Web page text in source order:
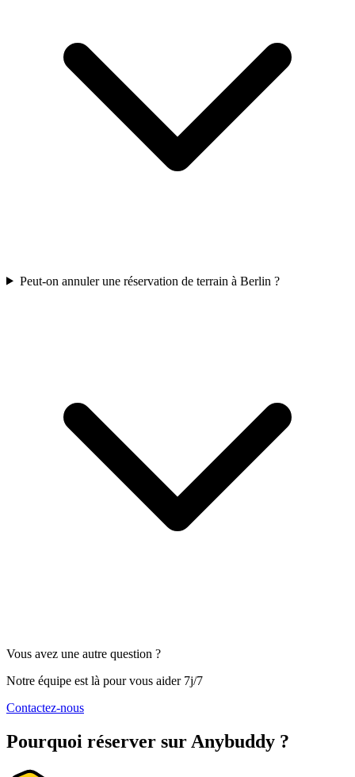
Peut-on annuler une réservation de terrain à Berlin ?
Vous avez une autre question ?
Notre équipe est là pour vous aider 7j/7
Contactez-nous
Pourquoi réserver sur Anybuddy ?